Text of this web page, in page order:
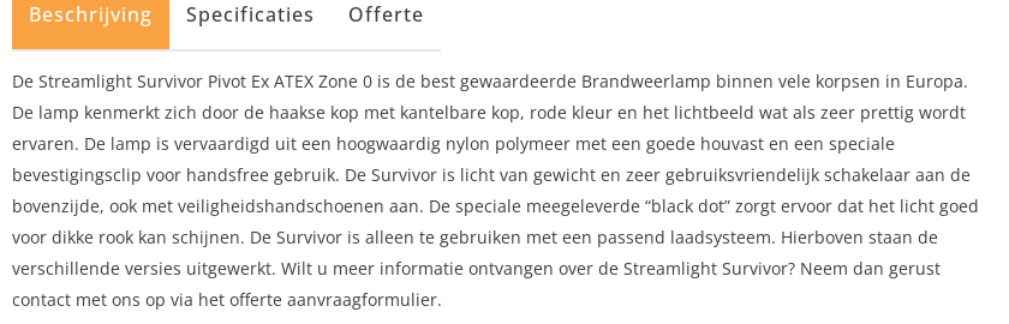
Beschrijving Specificaties Offerte
De Streamlight Survivor Pivot Ex ATEX Zone 0 is de best gewaardeerde Brandweerlamp binnen vele korpsen in Europa.
De lamp kenmerkt zich door de haakse kop met kantelbare kop, rode kleur en het lichtbeeld wat als zeer prettig wordt
ervaren. De lamp is vervaardigd uit een hoogwaardig nylon polymeer met een goede houvast en een speciale
bevestigingsclip voor handsfree gebruik. De Survivor is licht van gewicht en zeer gebruiksvriendelijk schakelaar aan de
bovenzijde, ook met veiligheidshandschoenen aan. De speciale meegeleverde “black dot” zorgt ervoor dat het licht goed
voor dikke rook kan schijnen. De Survivor is alleen te gebruiken met een passend laadsysteem. Hierboven staan de
verschillende versies uitgewerkt. Wilt u meer informatie ontvangen over de Streamlight Survivor? Neem dan gerust
contact met ons op via het offerte aanvraagformulier.